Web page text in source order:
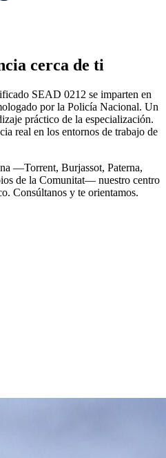
cerca de ti
SEAD 0212 se imparten en
por la Policía Nacional. Un
práctico de la especialización.
real en los entornos de trabajo de
—Torrent, Burjassot, Paterna,
de la Comunitat— nuestro centro
Consúltanos y te orientamos.